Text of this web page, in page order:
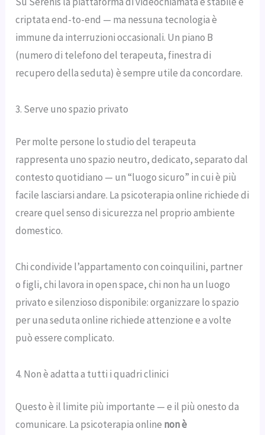
criptata end-to-end — ma nessuna tecnologia è
immune da interruzioni occasionali. Un piano B
(numero di telefono del terapeuta, finestra di
recupero della seduta) è sempre utile da concordare.
3. Serve uno spazio privato
Per molte persone lo studio del terapeuta
rappresenta uno spazio neutro, dedicato, separato dal
contesto quotidiano — un “luogo sicuro” in cui è più
facile lasciarsi andare. La psicoterapia online richiede di
creare quel senso di sicurezza nel proprio ambiente
domestico.
Chi condivide l’appartamento con coinquilini, partner
o figli, chi lavora in open space, chi non ha un luogo
privato e silenzioso disponibile: organizzare lo spazio
per una seduta online richiede attenzione e a volte
può essere complicato.
4. Non è adatta a tutti i quadri clinici
Questo è il limite più importante — e il più onesto da
comunicare. La psicoterapia online non è